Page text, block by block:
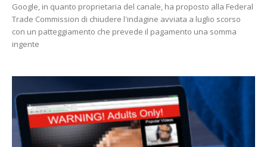
Google, in quanto proprietaria del canale, ha proposto alla Federal
Trade Commission di chiudere l'indagine avviata a luglio scorso
con un patteggiamento che prevede il pagamento una somma
ingente